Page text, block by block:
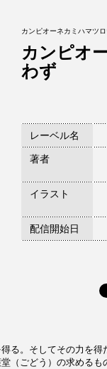
カンピオーネカミハマツ
カンピオ
わず
レーベル名
著者
イラスト
配信開始日
る。そしてその力を
（ごどう）の求めるも